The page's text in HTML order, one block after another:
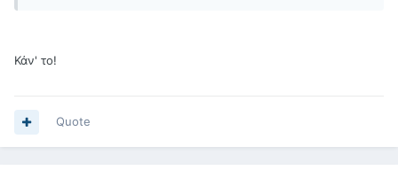
Κάν' το!
Quote